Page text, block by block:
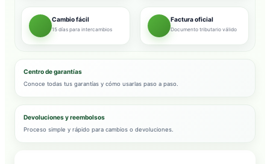
Cambio fácil
15 días para intercambios
Factura oficial
Documento tributario válido
Centro de garantías
Conoce todas tus garantías y cómo usarlas paso a paso.
Devoluciones y reembolsos
Proceso simple y rápido para cambios o devoluciones.